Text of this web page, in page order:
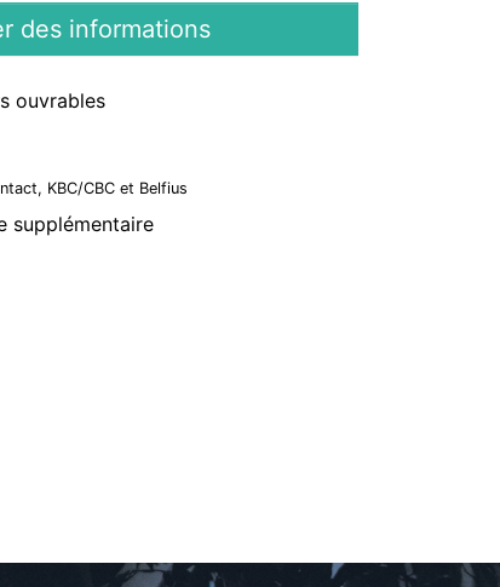
des informations
ouvrables
KBC/CBC et Belfius
supplémentaire